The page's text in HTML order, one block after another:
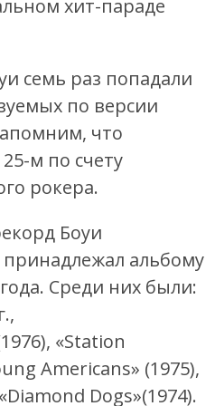
хит-параде
семь раз попадали
по версии
что
м по счету
рокера.
Боуи
альбому
Среди них были:
«Station
Americans» (1975),
Dogs»(1974).